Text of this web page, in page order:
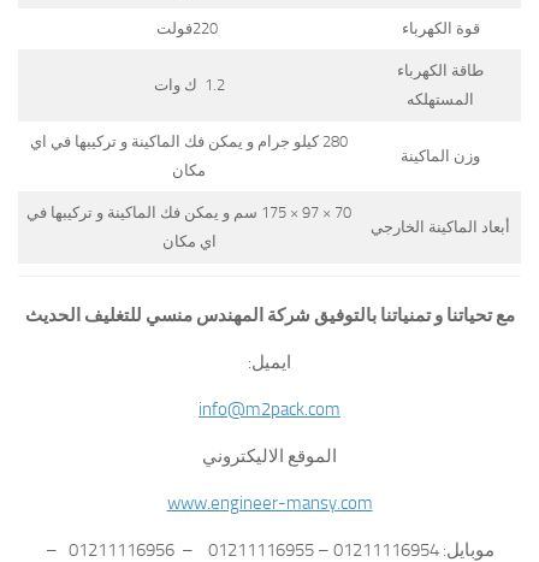
قوة الكهرباء
طاقة الكهرباء
المستهلكه
1.2 ك وات
وزن الماكينة
280 كيلو جرام و يمكن فك الماكينة و تركيبها في اي
مكان
أبعاد الماكينة الخارجي
70 × 97 × 175 سم و يمكن فك الماكينة و تركيبها في
اي مكان
مع تحياتنا و تمنياتنا بالتوفيق شركة المهندس منسي للتغليف الحديث
ايميل:
info@m2pack.com
الموقع الاليكتروني
www.engineer-mansy.com
موبايل: 01211116954 – 01211116955 – 01211116956 –